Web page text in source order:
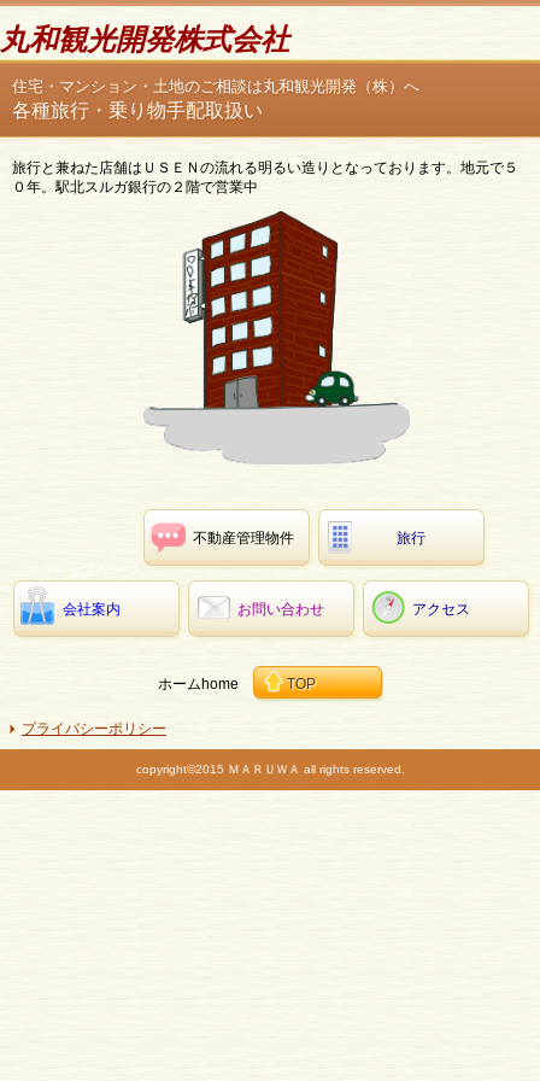
丸和観光開発株式会社
住宅・マンション・土地のご相談は丸和観光開発（株）へ
各種旅行・乗り物手配取扱い
旅行と兼ねた店舗はＵＳＥＮの流れる明るい造りとなっております。地元で５
０年。駅北スルガ銀行の２階で営業中
トップページ
不動産管理物件 旅行
会社案内 お問い合わせ アクセス
ホームhome TOP
プライバシーポリシー
copyright©2015 ＭＡＲＵＷＡ all rights reserved.